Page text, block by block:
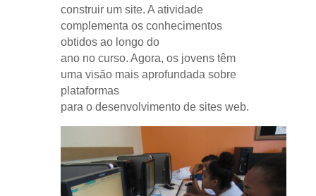
construir um site. A atividade
complementa os conhecimentos
obtidos ao longo do
ano no curso. Agora, os jovens têm
uma visão mais aprofundada sobre
plataformas
para o desenvolvimento de sites web.